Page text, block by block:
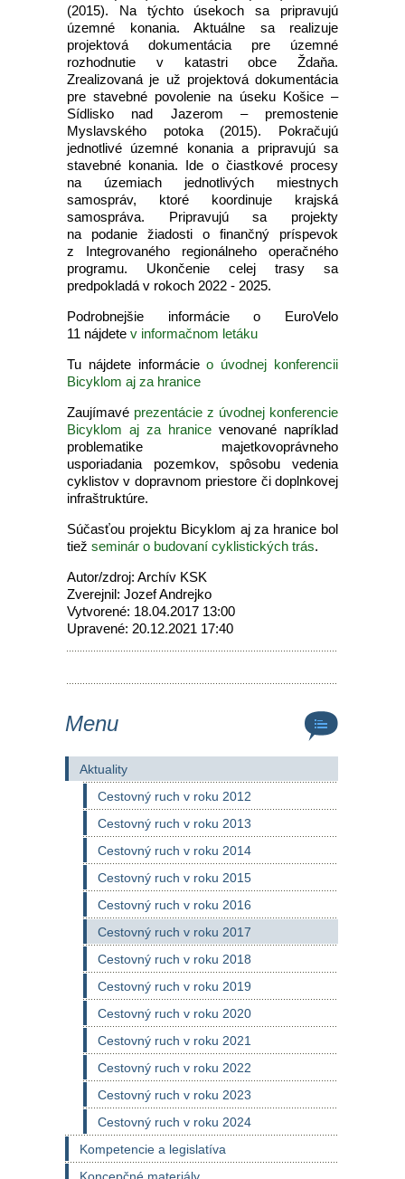
(2015). Na týchto úsekoch sa pripravujú
územné konania. Aktuálne sa realizuje
projektová dokumentácia pre územné
rozhodnutie v katastri obce Ždaňa.
Zrealizovaná je už projektová dokumentácia
pre stavebné povolenie na úseku Košice –
Sídlisko nad Jazerom – premostenie
Myslavského potoka (2015). Pokračujú
jednotlivé územné konania a pripravujú sa
stavebné konania. Ide o čiastkové procesy
na územiach jednotlivých miestnych
samospráv, ktoré koordinuje krajská
samospráva. Pripravujú sa projekty
na podanie žiadosti o finančný príspevok
z Integrovaného regionálneho operačného
programu. Ukončenie celej trasy sa
predpokladá v rokoch 2022 - 2025.
Podrobnejšie informácie o EuroVelo
11 nájdete v informačnom letáku
Tu nájdete informácieo úvodnej konferencii
Bicyklom aj za hranice
Zaujímavé prezentácie z úvodnej konferencie
Bicyklom aj za hranice venované napríklad
problematike majetkovoprávneho
usporiadania pozemkov, spôsobu vedenia
cyklistov v dopravnom priestore či doplnkovej
infraštruktúre.
Súčasťou projektu Bicyklom aj za hranice bol
tiež seminár o budovaní cyklistických trás.
Autor/zdroj: Archív KSK
Zverejnil: Jozef Andrejko
Vytvorené: 18.04.2017 13:00
Upravené: 20.12.2021 17:40
Menu
Aktuality
Cestovný ruch v roku 2012
Cestovný ruch v roku 2013
Cestovný ruch v roku 2014
Cestovný ruch v roku 2015
Cestovný ruch v roku 2016
Cestovný ruch v roku 2017
Cestovný ruch v roku 2018
Cestovný ruch v roku 2019
Cestovný ruch v roku 2020
Cestovný ruch v roku 2021
Cestovný ruch v roku 2022
Cestovný ruch v roku 2023
Cestovný ruch v roku 2024
Kompetencie a legislatíva